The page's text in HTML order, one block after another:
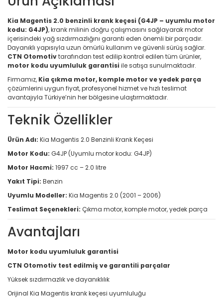
Kia Magentis 2.0 benzinli krank keçesi (G4JP – uyumlu motor
kodu: G4JP), krank milinin doğru çalışmasını sağlayarak motor
içerisindeki yağ sızdırmazlığını garanti eden önemli bir parçadır.
Dayanıklı yapısıyla uzun ömürlü kullanım ve güvenli sürüş sağlar.
CTN Otomotivtarafından test edilip kontrol edilen tüm ürünler,
motor kodu uyumluluk garantisi ile satışa sunulmaktadır.
Firmamız, Kia çıkma motor, komple motor ve yedek parça
çözümlerini uygun fiyat, profesyonel hizmet ve hızlı teslimat
avantajıyla Türkiye’nin her bölgesine ulaştırmaktadır.
Teknik Özellikler
Ürün Adı: Kia Magentis 2.0 Benzinli Krank Keçesi
Motor Kodu: G4JP (Uyumlu motor kodu: G4JP)
Motor Hacmi: 1997 cc – 2.0 litre
Yakıt Tipi: Benzin
Uyumlu Modeller: Kia Magentis 2.0 (2001 – 2006)
Teslimat Seçenekleri: Çıkma motor, komple motor, yedek parça
Avantajları
Motor kodu uyumluluk garantisi
CTN Otomotiv test edilmiş ve garantili parçalar
Yüksek sızdırmazlık ve dayanıklılık
Orijinal Kia Magentis krank keçesi uyumluluğu